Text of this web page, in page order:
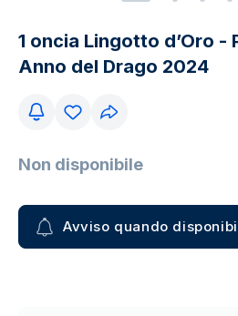
1 oncia Lingotto d’Oro -
Anno del Drago 2024
Non disponibile
Avviso quando